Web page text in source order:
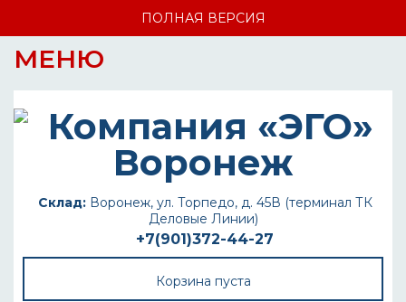
ПОЛНАЯ ВЕРСИЯ
МЕНЮ
Склад:Воронеж, ул. Торпедо, д. 45В (терминал ТК
Деловые Линии)
+7(901)372-44-27
Корзина пуста